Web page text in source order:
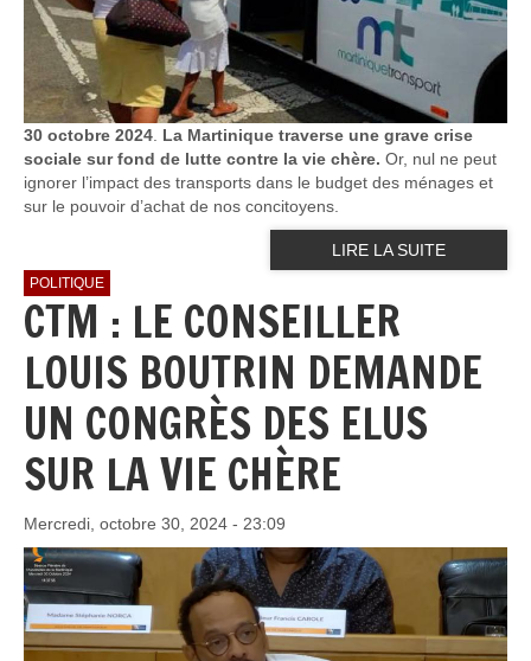
30 octobre 2024 La Martinique traverse une grave crise
sociale sur fond de lutte contre la vie chère. Or, nul ne peut
ignorer l’impact des transports dans le budget des ménages et
sur le pouvoir d’achat de nos concitoyens.
LIRE LA SUITE
POLITIQUE
CTM : LE CONSEILLER
LOUIS BOUTRIN DEMANDE
UN CONGRÈS DES ELUS
SUR LA VIE CHÈRE
Mercredi, octobre 30, 2024 - 23:09